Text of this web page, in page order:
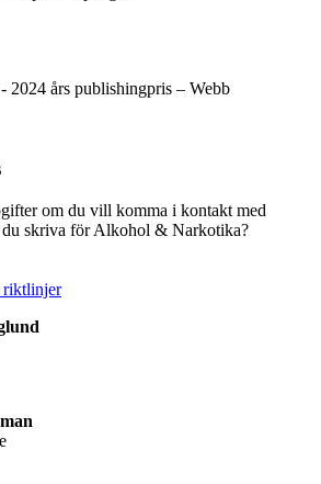
om du vill komma i kontakt med
skriva för Alkohol & Narkotika?
riktlinjer